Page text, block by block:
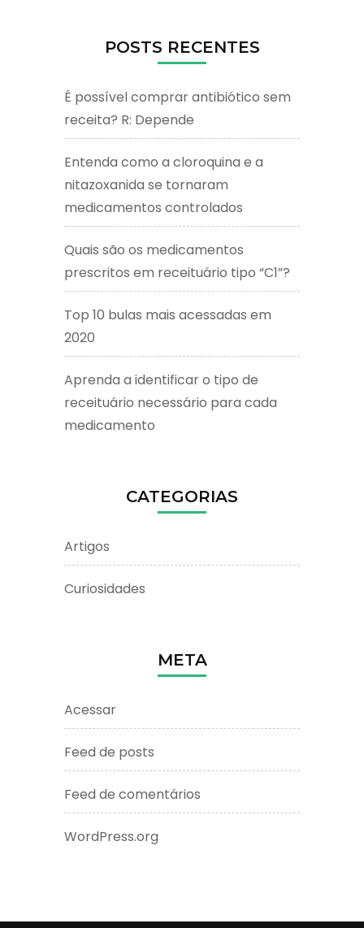
POSTS RECENTES
É possível comprar antibiótico sem
receita? R: Depende
Entenda como a cloroquina e a
nitazoxanida se tornaram
medicamentos controlados
Quais são os medicamentos
prescritos em receituário tipo “C1”?
Top 10 bulas mais acessadas em
2020
Aprenda a identificar o tipo de
receituário necessário para cada
medicamento
CATEGORIAS
Artigos
Curiosidades
META
Acessar
Feed de posts
Feed de comentários
WordPress.org